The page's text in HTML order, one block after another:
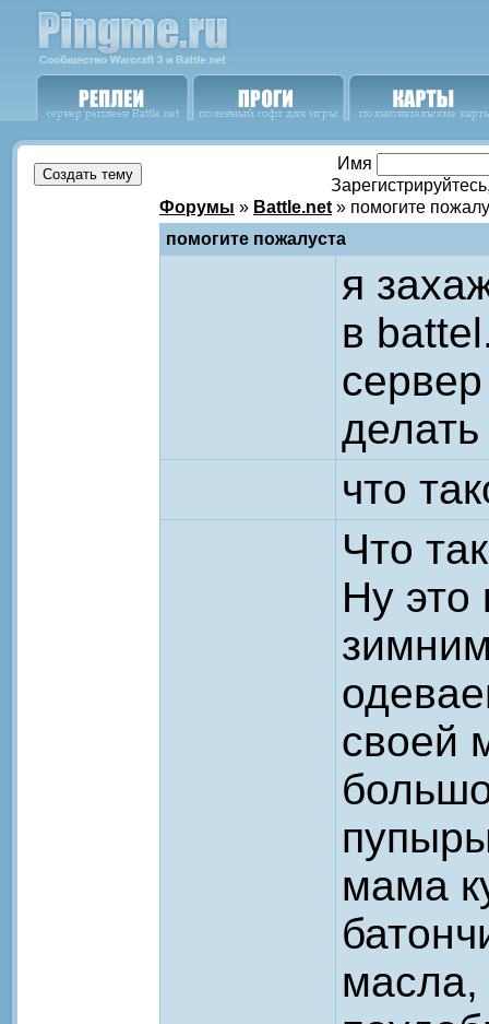
Имя
Форумы » Battle.net » помогите
помогите пожалуста
я
в
делать
что
Что
Ну это
своей
мама